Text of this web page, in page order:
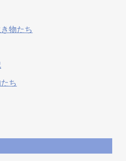
物たち
ち